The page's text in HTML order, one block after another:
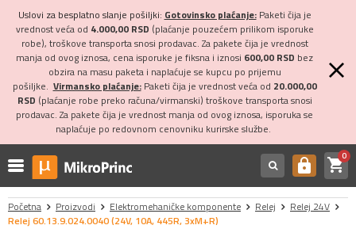
Uslovi za besplatno slanje pošiljki: Gotovinsko plaćanje:Paketi čija je
vrednost veća od 4.000,00 RSD (plaćanje pouzećem prilikom isporuke
robe), troškove transporta snosi prodavac. Za pakete čija je vrednost
manja od ovog iznosa, cena isporuke je fiksna i iznosi 600,00 RSD bez
obzira na masu paketa i naplaćuje se kupcu po prijemu
pošiljke. Virmansko plaćanje:Paketi čija je vrednost veća od 20.000,00
RSD (plaćanje robe preko računa/virmanski) troškove transporta snosi
prodavac. Za pakete čija je vrednost manja od ovog iznosa, isporuka se
naplaćuje po redovnom cenovniku kurirske službe.
https shopping_cart0
Početna Proizvodi Elektromehaničke komponente Relej
Relej 24V
Relej 60.13.9.024.0040 (24V, 10A, 445R, 3xM+R)